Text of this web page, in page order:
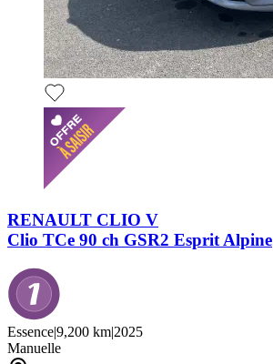
RENAULT CLIO V
Clio TCe 90 ch GSR2 Esprit Alpine
Essence|9,200 km|2025
Manuelle